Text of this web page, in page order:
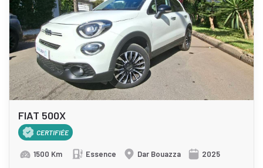
FIAT 500X
CERTIFIÉE
1500 Km Essence Dar Bouazza 2025